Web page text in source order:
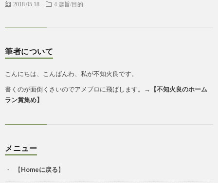
2018.05.18 4.趣旨/目的
筆者について
こんにちは、こんばんわ、私が不知火良です。
書くのが面倒くさいのでアメブロに飛ばします。→
【不知火良のホーム
ラン賞集め】
メニュー
【Homeに戻る】